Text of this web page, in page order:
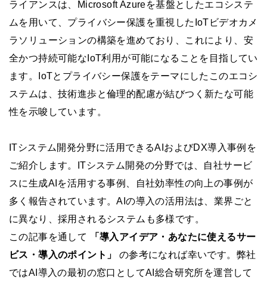
ライアンスは、Microsoft Azureを基盤としたエコシステ
ムを用いて、プライバシー保護を重視したIoTビデオカメ
ラソリューションの構築を進めており、これにより、安
全かつ持続可能なIoT利用が可能になることを目指してい
ます。IoTとプライバシー保護をテーマにしたこのエコシ
ステムは、技術進歩と倫理的配慮が結びつく新たな可能
性を示唆しています。
ITシステム開発分野に活用できるAIおよびDX導入事例を
ご紹介します。ITシステム開発の分野では、自社サービ
スに生成AIを活用する事例、自社効率性の向上の事例が
多く報告されています。AIの導入の活用法は、業界ごと
に異なり、採用されるシステムも多様です。
この記事を通して
「導入アイデア・あなたに使えるサー
ビス・導入のポイント」
の参考になれば幸いです。弊社
ではAI導入の最初の窓口としてAI総合研究所を運営して